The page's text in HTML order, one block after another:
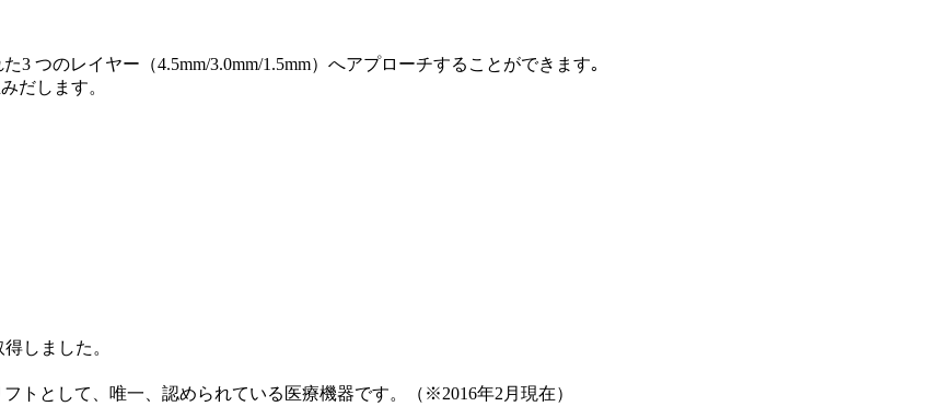
つのレイヤー（4.5mm/3.0mm/1.5mm）へアプローチすることができます｡
だします。
しました。
トとして、唯一、認められている医療機器です。（※2016年2月現在）